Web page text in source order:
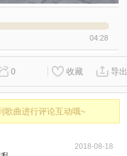
04:28
0 收藏 导出
歌曲进行评论互动哦~
2018-08-18